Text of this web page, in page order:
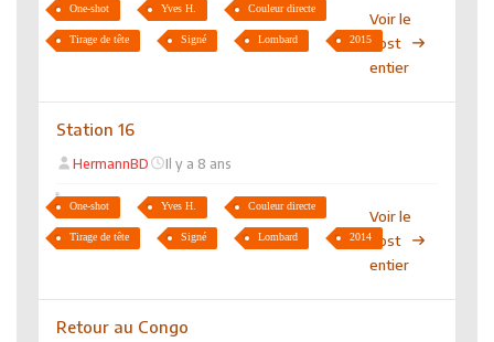
One-shot Yves H. Couleur directe
Tirage de tête Signé Lombard 2015
Voir le
post
entier
Station 16
HermannBD Il y a 8 ans
One-shot Yves H. Couleur directe
Tirage de tête Signé Lombard 2014
Voir le
post
entier
Retour au Congo